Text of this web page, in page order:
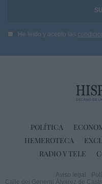
He leído y acepto las
POLÍTICA
HEMEROTECA
RADIO Y TELE
Aviso legal
Calle del General Álvarez de